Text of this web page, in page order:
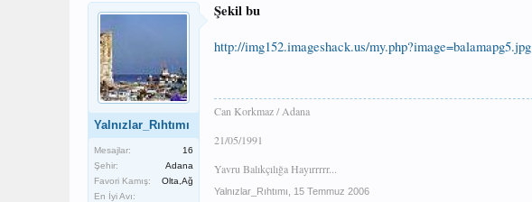
Yalnızlar_Rıhtımı
Mesajlar:
16
Şehir:
Adana
Favori Kamış:
Olta,Ağ
En İyi Avı:
Şekil bu
http://img152.imageshack.us/my.php?image=balamapg5.jpg
Can Korkmaz / Adana
21/05/1991
Yavru Balıkçılığa Hayırrrrr...
Yalnızlar_Rıhtımı 15 Temmuz 2006